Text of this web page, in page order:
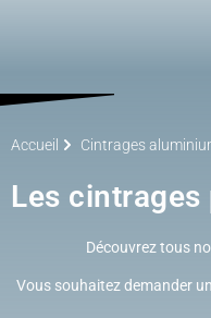
Accueil Cintrages
Les
Découvrez tous
Vous souhaitez demander